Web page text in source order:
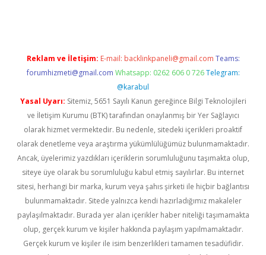
Reklam ve İletişim: E-mail: backlinkpaneli@gmail.com Teams:
forumhizmeti@gmail.com Whatsapp: 0262 606 0 726 Telegram:
@karabul
Yasal Uyarı: Sitemiz, 5651 Sayılı Kanun gereğince Bilgi Teknolojileri
ve İletişim Kurumu (BTK) tarafından onaylanmış bir Yer Sağlayıcı
olarak hizmet vermektedir. Bu nedenle, sitedeki içerikleri proaktif
olarak denetleme veya araştırma yükümlülüğümüz bulunmamaktadır.
Ancak, üyelerimiz yazdıkları içeriklerin sorumluluğunu taşımakta olup,
siteye üye olarak bu sorumluluğu kabul etmiş sayılırlar. Bu internet
sitesi, herhangi bir marka, kurum veya şahıs şirketi ile hiçbir bağlantısı
bulunmamaktadır. Sitede yalnızca kendi hazırladığımız makaleler
paylaşılmaktadır. Burada yer alan içerikler haber niteliği taşımamakta
olup, gerçek kurum ve kişiler hakkında paylaşım yapılmamaktadır.
Gerçek kurum ve kişiler ile isim benzerlikleri tamamen tesadüfidir.